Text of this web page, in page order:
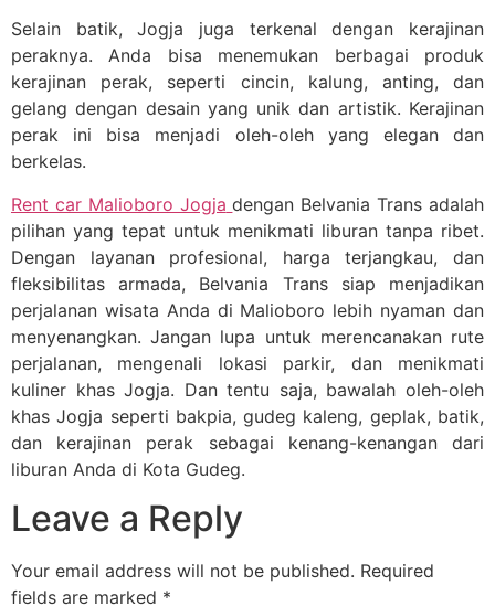
Selain batik, Jogja juga terkenal dengan kerajinan
peraknya. Anda bisa menemukan berbagai produk
kerajinan perak, seperti cincin, kalung, anting, dan
gelang dengan desain yang unik dan artistik. Kerajinan
perak ini bisa menjadi oleh-oleh yang elegan dan
berkelas.
Rent car Malioboro Jogja dengan Belvania Trans adalah
pilihan yang tepat untuk menikmati liburan tanpa ribet.
Dengan layanan profesional, harga terjangkau, dan
fleksibilitas armada, Belvania Trans siap menjadikan
perjalanan wisata Anda di Malioboro lebih nyaman dan
menyenangkan. Jangan lupa untuk merencanakan rute
perjalanan, mengenali lokasi parkir, dan menikmati
kuliner khas Jogja. Dan tentu saja, bawalah oleh-oleh
khas Jogja seperti bakpia, gudeg kaleng, geplak, batik,
dan kerajinan perak sebagai kenang-kenangan dari
liburan Anda di Kota Gudeg.
Leave a Reply
Your email address will not be published. Required
fields are marked *